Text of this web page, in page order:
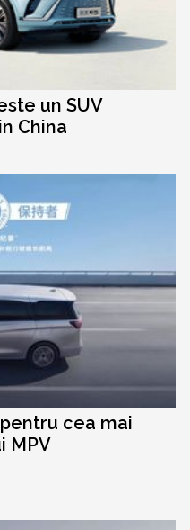
un SUV
China
cea mai
MPV